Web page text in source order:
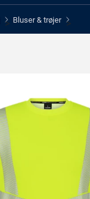
> Bluser & trøjer >